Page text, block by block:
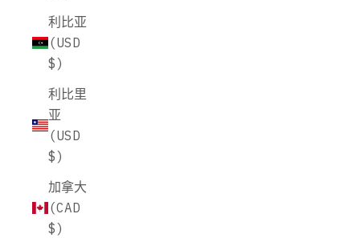
利比亚
(USD
$)
利比里
亚
(USD
$)
加拿大
(CAD
$)